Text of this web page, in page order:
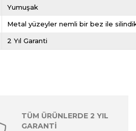
Yumuşak
Metal yüzeyler nemli bir bez ile
2 Yıl Garanti
TÜM ÜRÜNLERDE 2 YIL
GARANTİ